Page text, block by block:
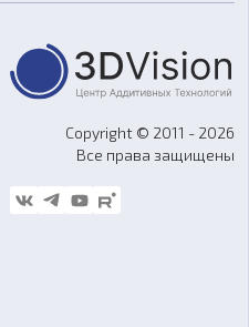
литья
Copyright © 2011 - 2026
Все права защищены